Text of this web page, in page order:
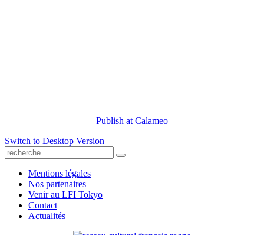
Publish at Calameo
Switch to Desktop Version
Mentions légales
Nos partenaires
Venir au LFI Tokyo
Contact
Actualités